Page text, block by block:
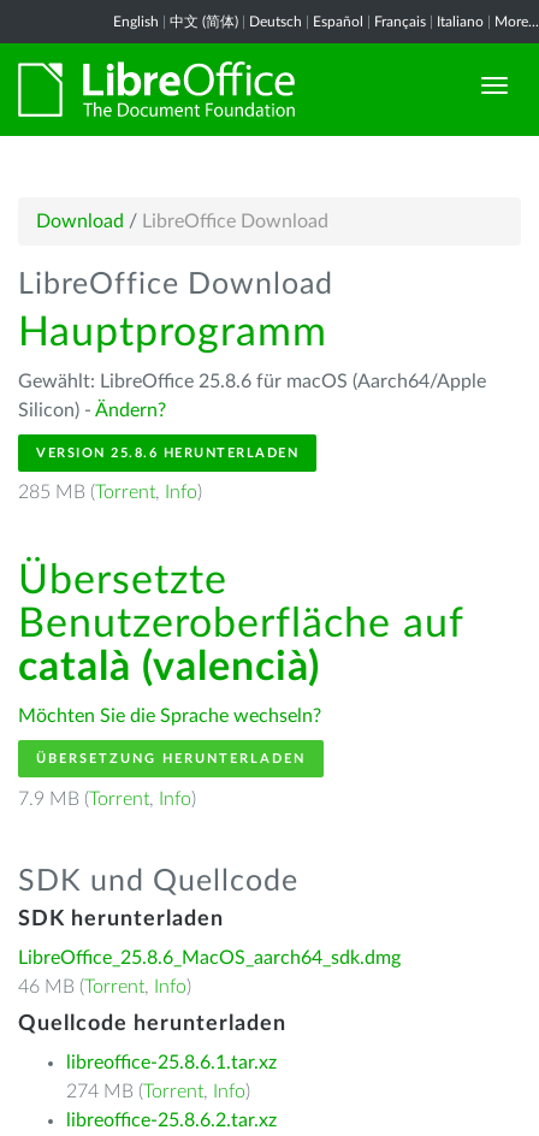
English 中文 (简体) Deutsch Español Français Italiano More...
Download / LibreOffice Download
LibreOffice Download
Hauptprogramm
Gewählt: LibreOffice 25.8.6 für macOS (Aarch64/Apple
Silicon) - Ändern?
VERSION 25.8.6 HERUNTERLADEN
285 MB (Torrent, Info)
Übersetzte
Benutzeroberfläche auf
català (valencià)
Möchten Sie die Sprache wechseln?
ÜBERSETZUNG HERUNTERLADEN
7.9 MB (Torrent, Info)
SDK und Quellcode
SDK herunterladen
LibreOffice_25.8.6_MacOS_aarch64_sdk.dmg
46 MB (Torrent, Info)
Quellcode herunterladen
libreoffice-25.8.6.1.tar.xz
274 MB (Torrent, Info)
libreoffice-25.8.6.2.tar.xz